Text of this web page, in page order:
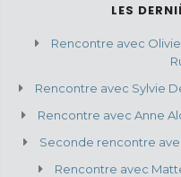
LES
Rencontre avec
Rencontre avec Sylvie
Rencontre avec Anne
Seconde rencontre
Rencontre avec